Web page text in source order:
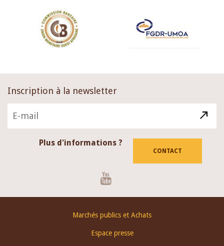
Inscription à la newsletter
Plus d'informations ?
CONTACT
Marchés publics et Achats
Espace presse